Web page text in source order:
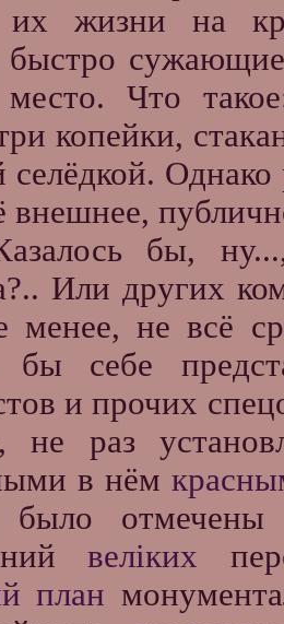
их жизни на
место. Что
копейки,
селёдкой.
внешнее,
бы, ну...,
Или других
не всё
бы себе
и прочих
не раз
в нём
было
велiких
план